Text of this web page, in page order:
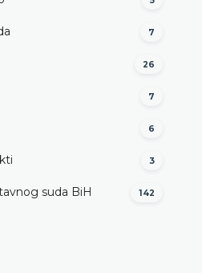
7
26
7
6
3
suda BiH 142